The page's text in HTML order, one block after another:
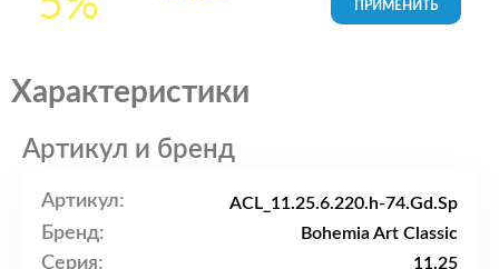
Характеристики
Артикул и бренд
Артикул: ACL_11.25.6.220.h-74.Gd.Sp
Бренд: Bohemia Art Classic
Серия: 11.25